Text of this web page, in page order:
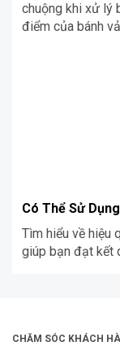
chuộng khi xử lý
điểm của bánh
Có Thể Sử
Tìm hiểu về hiệu
giúp bạn đạt kết
CHĂM SÓC KHÁCH